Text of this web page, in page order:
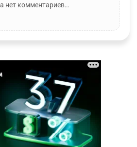
нет комментариев…